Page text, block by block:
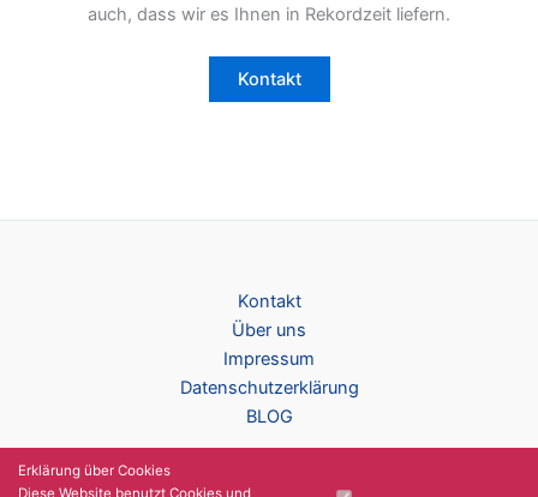
auch, dass wir es Ihnen in Rekordzeit liefern.
Kontakt
Kontakt
Über uns
Impressum
Datenschutzerklärung
BLOG
Erklärung über Cookies
Diese Website benutzt Cookies und